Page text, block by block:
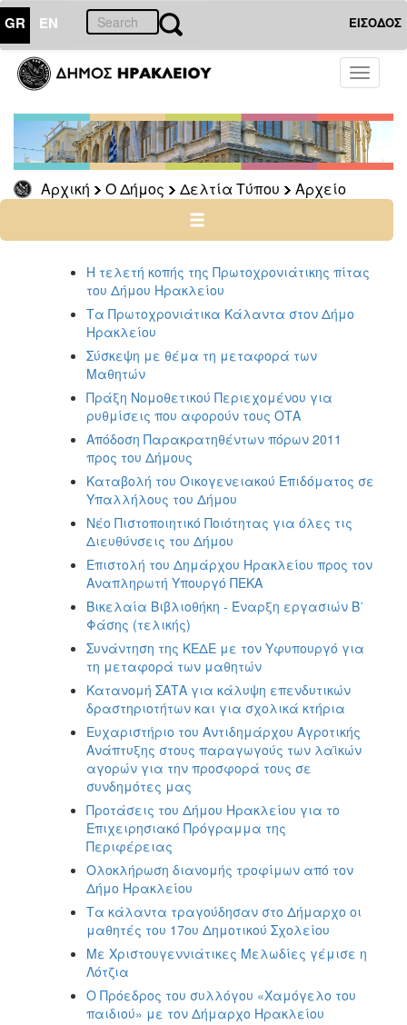
GR EN ΕΙΣΟΔΟΣ
Toggle
Αρχική Ο Δήμος Δελτία Τύπου Αρχείο
ΔΗΜΟΣ
Δελτία
Τύπου
Αρχείο
2026
2024
2023
2022
2021
2020
2019
2018
2017
2016
2015
2013
2012
2011
2010
2006
Η τελετή κοπής της Πρωτοχρονιάτικης πίτας
του Δήμου Ηρακλείου
Τα Πρωτοχρονιάτικα Κάλαντα στον Δήμο
Ηρακλείου
Σύσκεψη με θέμα τη μεταφορά των
Μαθητών
Πράξη Νομοθετικού Περιεχομένου για
ρυθμίσεις που αφορούν τους ΟΤΑ
Απόδοση Παρακρατηθέντων πόρων 2011
προς του Δήμους
Καταβολή του Οικογενειακού Επιδόματος σε
Υπαλλήλους του Δήμου
Νέο Πιστοποιητικό Ποιότητας για όλες τις
Διευθύνσεις του Δήμου
Επιστολή του Δημάρχου Ηρακλείου προς τον
Αναπληρωτή Υπουργό ΠΕΚΑ
Βικελαία Βιβλιοθήκη - Έναρξη εργασιών Β΄
Φάσης (τελικής)
Συνάντηση της ΚΕΔΕ με τον Υφυπουργό για
τη μεταφορά των μαθητών
Κατανομή ΣΑΤΑ για κάλυψη επενδυτικών
δραστηριοτήτων και για σχολικά κτήρια
Ευχαριστήριο του Αντιδημάρχου Αγροτικής
Ανάπτυξης στους παραγωγούς των λαϊκών
αγορών για την προσφορά τους σε
συνδημότες μας
Προτάσεις του Δήμου Ηρακλείου για το
Επιχειρησιακό Πρόγραμμα της
Περιφέρειας
Ολοκλήρωση διανομής τροφίμων από τον
Δήμο Ηρακλείου
Τα κάλαντα τραγούδησαν στο Δήμαρχο οι
μαθητές του 17ου Δημοτικού Σχολείου
Με Χριστουγεννιάτικες Μελωδίες γέμισε η
Λότζια
Ο Πρόεδρος του συλλόγου «Χαμόγελο του
παιδιού» με τον Δήμαρχο Ηρακλείου